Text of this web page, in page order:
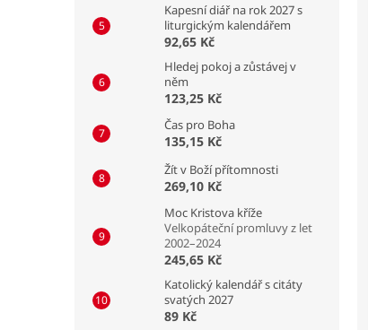
Kapesní diář na rok 2027 s
liturgickým kalendářem
92,65 Kč
Hledej pokoj a zůstávej v
něm
123,25 Kč
Čas pro Boha
135,15 Kč
Žít v Boží přítomnosti
269,10 Kč
Moc Kristova kříže
Velkopáteční promluvy z let
2002–2024
245,65 Kč
Katolický kalendář s citáty
svatých 2027
89 Kč